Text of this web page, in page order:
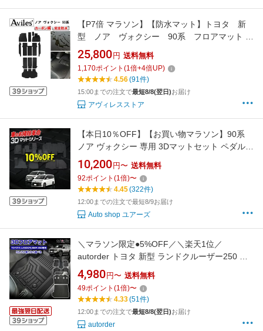
【P7倍 マラソン】【防水マット】トヨタ 新
型 ノア ヴォクシー 90系 フロアマット +
トランクマット【カーボン柄】
25,800 円 送料無料
1,170ポイント (1倍+4倍UP)
4.56(91件)
15:00までの注文で最短8/8(翌日)お届け
アヴィレスストア
【本日10％OFF】【お買い物マラソン】90系
ノア ヴォクシー 専用 3Dマットセット ペダルマ
ット 2列目 マット下マット スポーツマット ラ
ゲッジサイド ラゲッジ下段 VOXY 90 NOAH フ
ロアマット 運転席 助手席 足元 トレー 砂 防汚
水 掃除 パーツ TOYOTA [2]
10,200 円〜 送料無料
92ポイント (1倍)〜
4.45(322件)
12:00までの注文で最短8/9お届け
Auto shop ユアーズ
＼マラソン限定●5%OFF／＼楽天1位／
autorder トヨタ 新型 ランドクルーザー250 ラ
ンクル 250 3D フロアマット マット 荷台 マッ
ト 防水 カーマット ラバーマット ラゲッジマッ
ト 荷室 マット フルセット ゴムマット 立体 内
装 カスタム パーツ
4,980 円〜 送料無料
49ポイント (1倍)〜
4.33(51件)
12:00までの注文で最短8/8(翌日)お届け
autorder